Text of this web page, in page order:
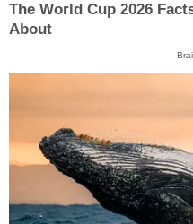
The World Cup 2026
About